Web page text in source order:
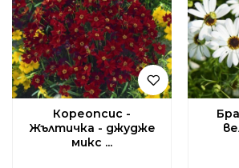
Кореопсис -
Жълтичка - джудже
микс ...